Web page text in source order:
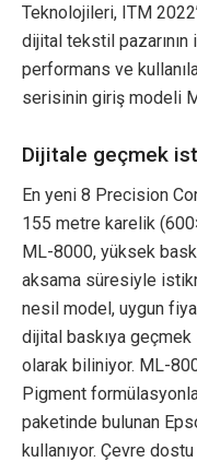
Teknolojileri, ITM
dijital tekstil pazarının
performans ve
serisinin giriş modeli
Dijitale geçmek
En yeni 8 Precision
155 metre karelik
ML-8000, yüksek
aksama süresiyle
nesil model, uygun
dijital baskıya
olarak biliniyor. ML-
Pigment
paketinde bulunan
kullanıyor. Çevre